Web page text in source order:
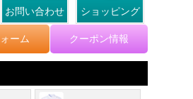
お問い合わせ ショッピング
ーム クーポン情報